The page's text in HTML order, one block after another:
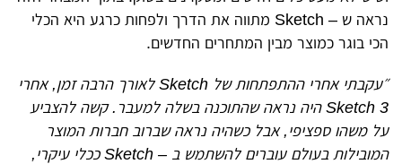
נראה ש – Sketch מתווה את הדרך ולפחות כרגע היא הכלי
הכי בוגר כמוצר מבין המתחרים החדשים.
״עקבתי אחרי ההתפתחות של Sketch לאורך הרבה זמן, אחרי
Sketch 3 היה נראה שהתוכנה בשלה למעבר.
קשה להצביע
על משהו ספציפי, אבל כשהיה נראה שברוב חברות המוצר
המובילות בעולם עוברים להשתמש ב – Sketch ככלי עיקרי,